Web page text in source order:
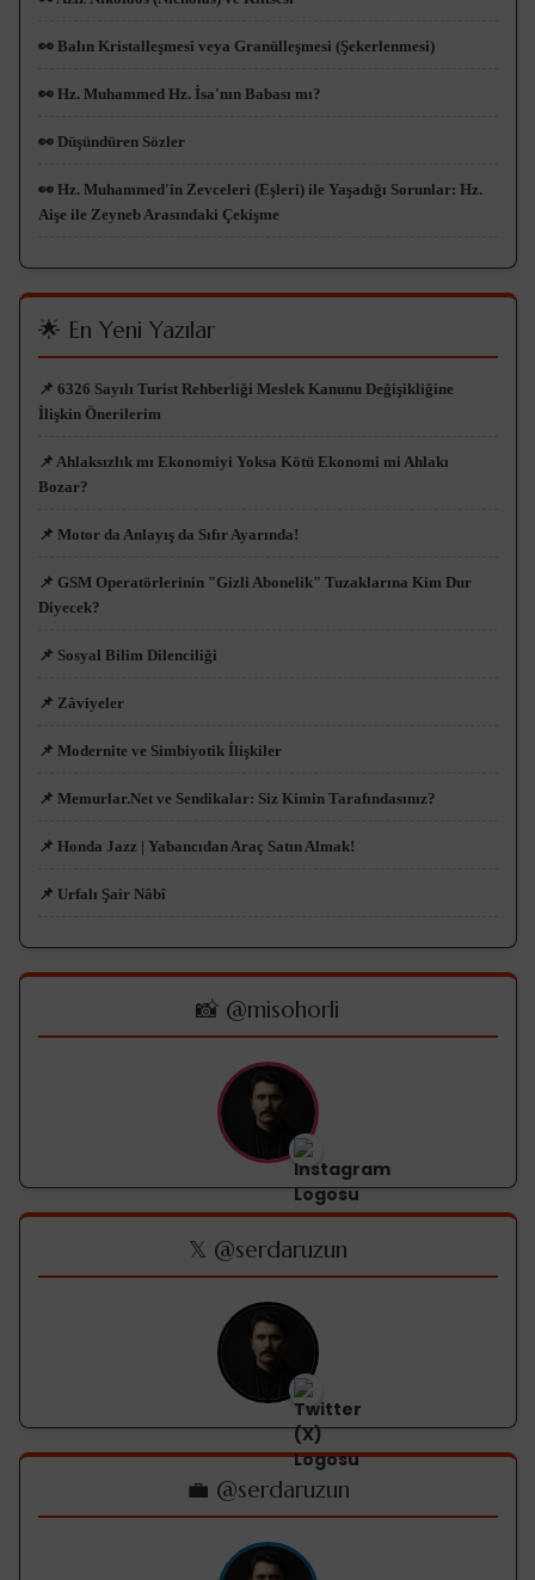
👀 Balın Kristalleşmesi veya Granülleşmesi (Şekerlenmesi)
👀 Hz. Muhammed Hz. İsa'nın Babası mı?
👀 Düşündüren Sözler
👀 Hz. Muhammed'in Zevceleri (Eşleri) ile Yaşadığı Sorunlar: Hz.
Aişe ile Zeyneb Arasındaki Çekişme
🌟 En Yeni Yazılar
📌 6326 Sayılı Turist Rehberliği Meslek Kanunu Değişikliğine
İlişkin Önerilerim
📌 Ahlaksızlık mı Ekonomiyi Yoksa Kötü Ekonomi mi Ahlakı
Bozar?
📌 Motor da Anlayış da Sıfır Ayarında!
📌 GSM Operatörlerinin "Gizli Abonelik" Tuzaklarına Kim Dur
Diyecek?
📌 Sosyal Bilim Dilenciliği
📌 Zâviyeler
📌 Modernite ve Simbiyotik İlişkiler
📌 Memurlar.Net ve Sendikalar: Siz Kimin Tarafındasınız?
📌 Honda Jazz | Yabancıdan Araç Satın Almak!
📌 Urfalı Şair Nâbî
📸 @misohorli
𝕏 @serdaruzun
💼 @serdaruzun